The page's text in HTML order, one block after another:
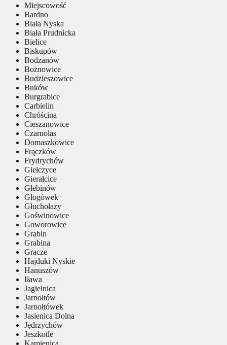
Miejscowość
Bardno
Biała Nyska
Biała Prudnicka
Bielice
Biskupów
Bodzanów
Bożnowice
Budzieszowice
Buków
Burgrabice
Carbielin
Chróścina
Cieszanowice
Czarnolas
Domaszkowice
Frączków
Frydrychów
Giełczyce
Gierałcice
Głebinów
Głogówek
Głuchołazy
Goświnowice
Goworowice
Grabin
Grabina
Gracze
Hajduki Nyskie
Hanuszów
Iława
Jagielnica
Jarnołtów
Jarnołtówek
Jasienica Dolna
Jędrzychów
Jeszkotle
Kamienica